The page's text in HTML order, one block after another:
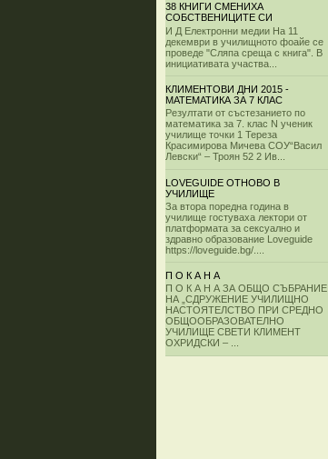
38 КНИГИ СМЕНИХА
СОБСТВЕНИЦИТЕ СИ
И Д Електронни медии На 11
декември в училищното фоайе се
проведе "Сляпа среща с книга". В
инициативата участва...
КЛИМЕНТОВИ ДНИ 2015 -
МАТЕМАТИКА ЗА 7 КЛАС
Резултати от състезанието по
математика за 7. клас N ученик
училище точки 1 Тереза
Красимирова Мичева СОУ“Васил
Левски“ – Троян 52 2 Ив...
LOVEGUIDE ОТНОВО В
УЧИЛИЩЕ
За втора поредна година в
училище гостуваха лектори от
платформата за сексуално и
здравно образование Loveguide
https://loveguide.bg/....
П О К А Н А
П О К А Н А ЗА ОБЩО СЪБРАНИЕ
НА „СДРУЖЕНИЕ УЧИЛИЩНО
НАСТОЯТЕЛСТВО ПРИ СРЕДНО
ОБЩООБРАЗОВАТЕЛНО
УЧИЛИЩЕ СВЕТИ КЛИМЕНТ
ОХРИДСКИ – ...